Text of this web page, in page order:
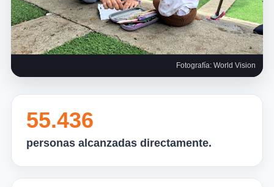
Fotografía: World Vision
55.436
personas alcanzadas directamente.